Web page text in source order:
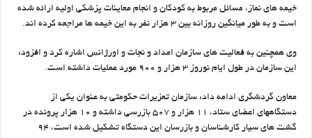
خیمه های نماز، مسائل مربوط به کودکان و انجام معاینات پزشکی اولیه ارائه شده
است و به طور میانگین روزانه بین ۳ هزار نفر به این خیمه ها مراجعه کرده اند.
وی همچنین به فعالیت های سازمان امداد و نجات و اورژانس اشاره کرد و افزود:
این سازمان در طول ایام نوروز ۳ هزار و ۹۰۰ مورد عملیات داشته است.
معاون گردشگری ادامه داد: سازمان تعزیرات حکومتی به عنوان یکی از
دستگاههای اعضای ستاد، ۱۱ هزار و ۵۰۷ بازرسی داشته و ۱۰ هزار پرونده در
گشت های سیار کارشناسان و بازرسان این دستگاه تشکیل شده است، ۹۴